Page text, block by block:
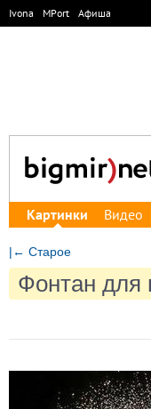
Ivona MPort Афиша
Картинки Видео
|← Старое
Фонтан для